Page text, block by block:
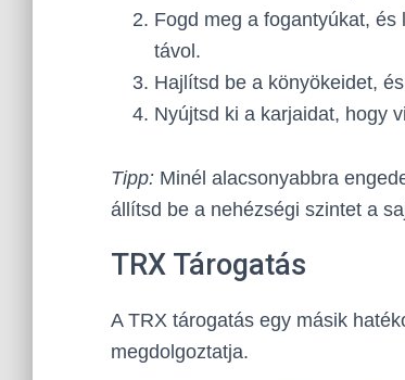
Fogd meg a fogantyúkat,
távol.
Hajlítsd be a könyökeidet,
Nyújtsd ki a karjaidat, hogy
Tipp: Minél alacsonyabbra
állítsd be a nehézségi szintet a
TRX Tárogatás
A TRX tárogatás egy másik
megdolgoztatja.